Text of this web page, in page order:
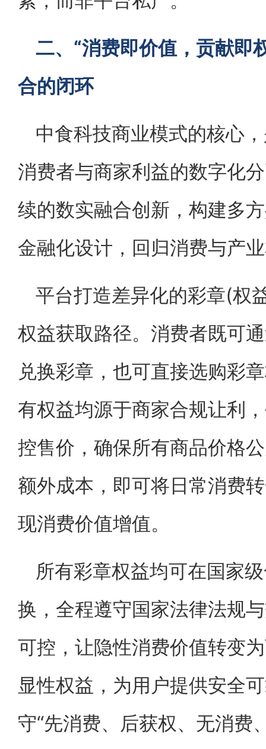
二、“消费即价值，贡献即
合的闭环
中食科技商业模式的核心
消费者与商家利益的数字化
续的数实融合创新，构建多
金融化设计，回归消费与产
平台打造差异化的彩章(权
权益获取路径。消费者既可
兑换彩章，也可直接选购彩
有权益均源于商家合规让利
控售价，确保所有商品价格
额外成本，即可将日常消费
现消费价值增值。
所有彩章权益均可在国家
换，全程遵守国家法律法规
可控，让隐性消费价值转变
显性权益，为用户提供安全
守“先消费、后获权、无消费